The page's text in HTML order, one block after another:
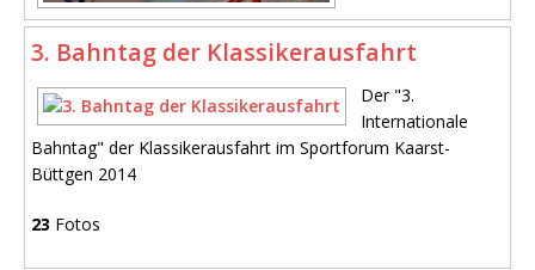
3. Bahntag der Klassikerausfahrt
Der "3.
Internationale
Bahntag" der Klassikerausfahrt im Sportforum Kaarst-
Büttgen 2014
23 Fotos